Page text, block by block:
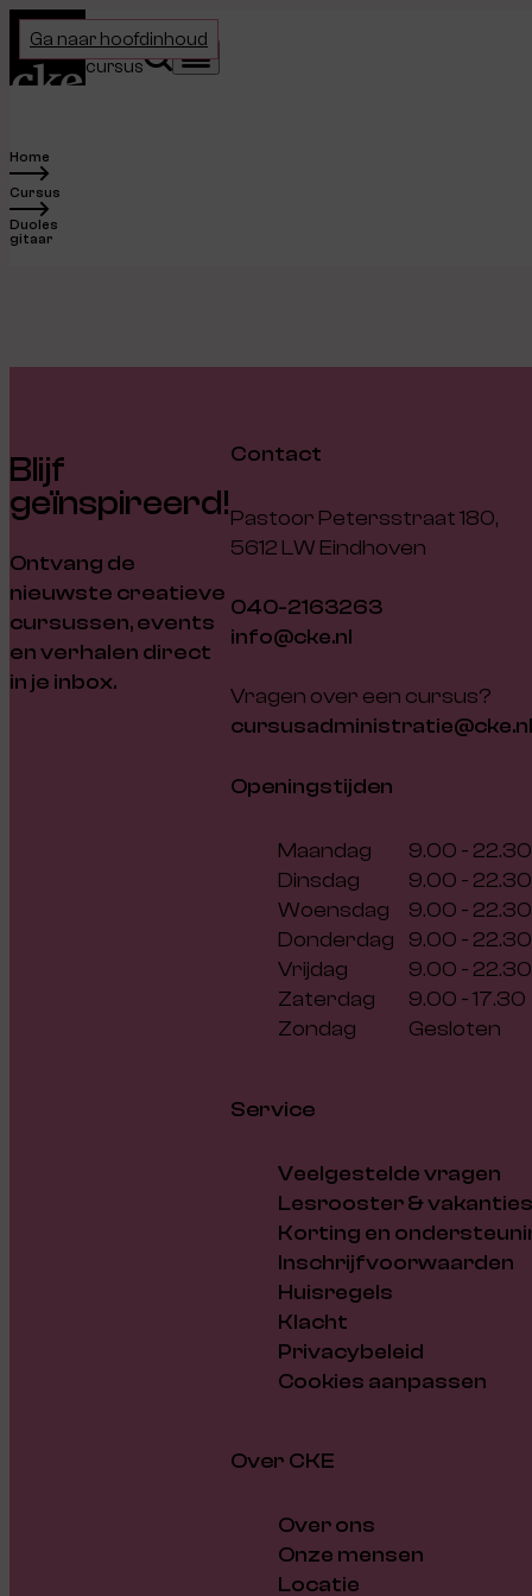
Ga naar hoofdinhoud
Home
Kies je
cursusZoeken
Menu
Home
Cursus
Duoles
gitaar
Blijf
geïnspireerd!
Ontvang de
nieuwste creatieve
cursussen, events
en verhalen direct
in je inbox.
Contact
Pastoor Petersstraat 180,
5612 LW Eindhoven
040-2163263
info@cke.nl
Vragen over een cursus?
cursusadministratie@cke.nl
Openingstijden
Maandag
9.00 - 22.30
Dinsdag
9.00 - 22.30
Woensdag
9.00 - 22.30
Donderdag
9.00 - 22.30
Vrijdag
9.00 - 22.30
Zaterdag
9.00 - 17.30
Zondag
Gesloten
Service
Veelgestelde vragen
Lesrooster & vakanties
Korting en
Inschrijfvoorwaarden
Huisregels
Klacht
Privacybeleid
Cookies aanpassen
Over CKE
Over ons
Onze mensen
Locatie